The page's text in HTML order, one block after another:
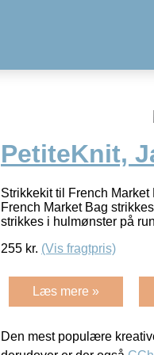
PetiteKnit,
Strikkekit til French
French Market Bag
strikkes i hulmønster på
255 kr. (Vis fragtpris)
Læs mere »
Den mest populære